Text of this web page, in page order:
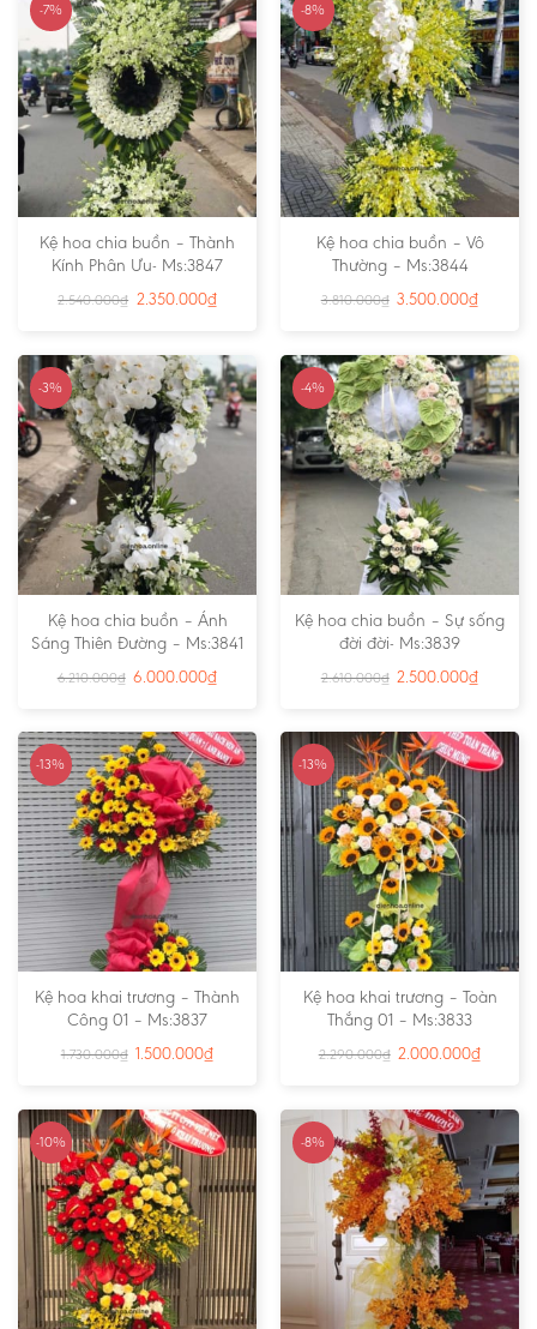
-7%
Kệ hoa chia buồn – Thành
Kính Phân Ưu- Ms:3847
2.540.000₫ 2.350.000₫
-8%
Kệ hoa chia buồn – Vô
Thường – Ms:3844
3.810.000₫ 3.500.000₫
-3%
Kệ hoa chia buồn – Ánh
Sáng Thiên Đường – Ms:3841
6.210.000₫ 6.000.000₫
-4%
Kệ hoa chia buồn – Sự sống
đời đời- Ms:3839
2.610.000₫ 2.500.000₫
-13%
Kệ hoa khai trương – Thành
Công 01 – Ms:3837
1.730.000₫ 1.500.000₫
-13%
Kệ hoa khai trương – Toàn
Thắng 01 – Ms:3833
2.290.000₫ 2.000.000₫
-10% -8%